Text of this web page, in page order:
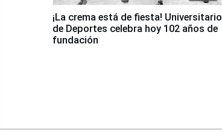
¡La crema está de fiesta! Universitario
de Deportes celebra hoy 102 años de
fundación